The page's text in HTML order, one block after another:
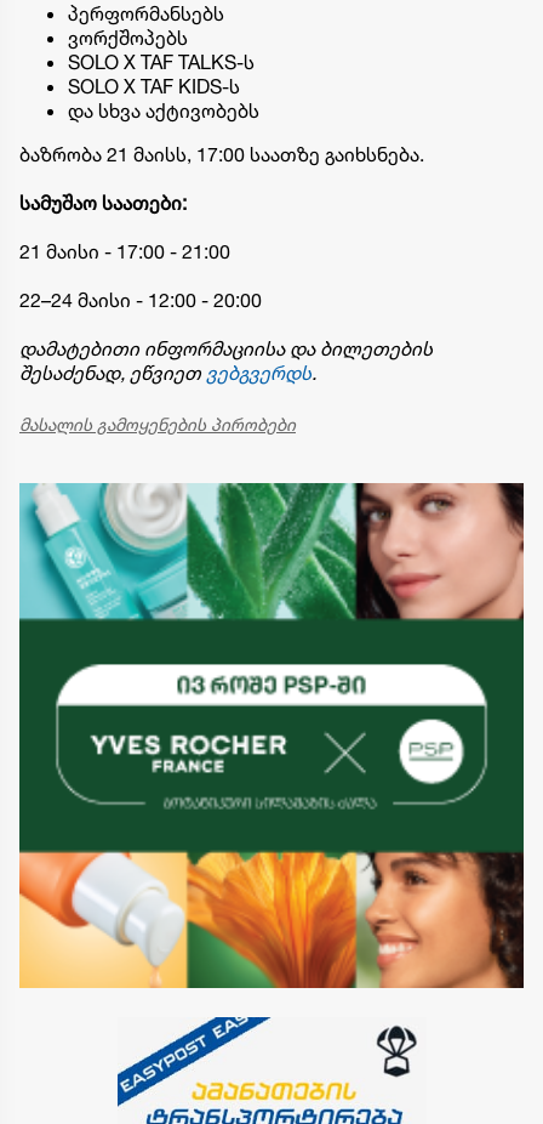
პერფორმანსებს
ვორქშოპებს
SOLO X TAF TALKS-ს
SOLO X TAF KIDS-ს
და სხვა აქტივობებს
ბაზრობა 21 მაისს, 17:00 საათზე გაიხსნება.
სამუშაო საათები:
21 მაისი - 17:00 - 21:00
22–24 მაისი - 12:00 - 20:00
დამატებითი ინფორმაციისა და ბილეთების
შესაძენად, ეწვიეთ ვებგვერდს.
მასალის გამოყენების პირობები